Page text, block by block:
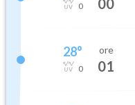
0 00
28°
0
ore
01